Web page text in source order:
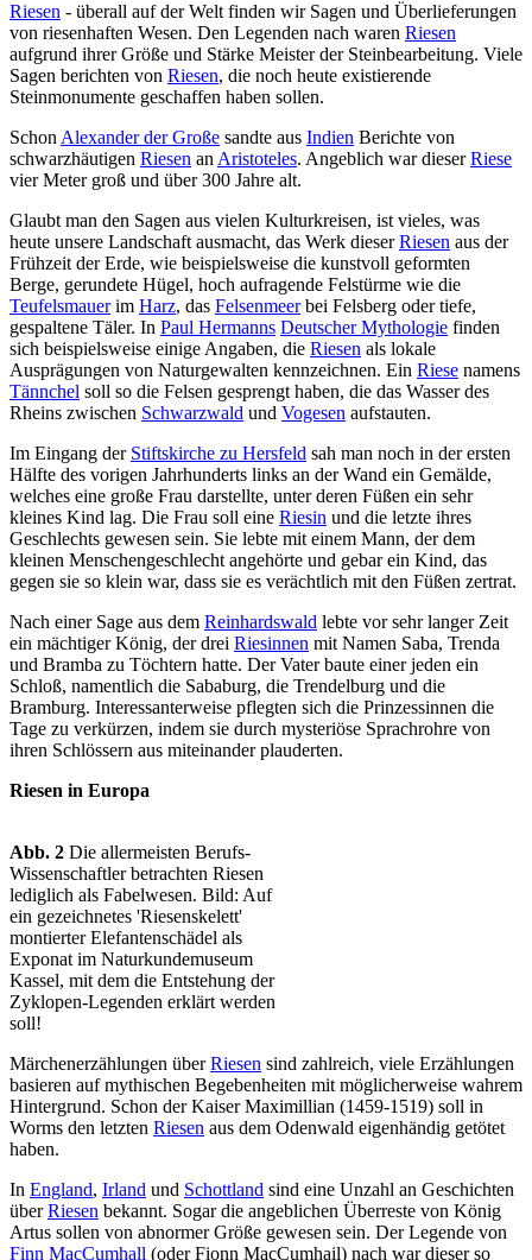
Riesen - überall auf der Welt finden wir Sagen und Überlieferungen
von riesenhaften Wesen. Den Legenden nach waren Riesen
aufgrund ihrer Größe und Stärke Meister der Steinbearbeitung. Viele
Sagen berichten von Riesen, die noch heute existierende
Steinmonumente geschaffen haben sollen.
Schon Alexander der Große sandte aus Indien Berichte von
schwarzhäutigen Riesen an Aristoteles. Angeblich war dieserRiese
vier Meter groß und über 300 Jahre alt.
Glaubt man den Sagen aus vielen Kulturkreisen, ist vieles, was
heute unsere Landschaft ausmacht, das Werk dieserRiesen aus der
Frühzeit der Erde, wie beispielsweise die kunstvoll geformten
Berge, gerundete Hügel, hoch aufragende Felstürme wie die
Teufelsmauerim Harz, das Felsenmeerbei Felsberg oder tiefe,
gespaltene Täler. In Paul Hermanns Deutscher Mythologie finden
sich beispielsweise einige Angaben, die Riesen als lokale
Ausprägungen von Naturgewalten kennzeichnen. Ein Riese namens
Tännchel soll so die Felsen gesprengt haben, die das Wasser des
Rheins zwischen Schwarzwald und Vogesen aufstauten.
Im Eingang der Stiftskirche zu Hersfeld sah man noch in der ersten
Hälfte des vorigen Jahrhunderts links an der Wand ein Gemälde,
welches eine große Frau darstellte, unter deren Füßen ein sehr
kleines Kind lag. Die Frau soll eine Riesin und die letzte ihres
Geschlechts gewesen sein. Sie lebte mit einem Mann, der dem
kleinen Menschengeschlecht angehörte und gebar ein Kind, das
gegen sie so klein war, dass sie es verächtlich mit den Füßen zertrat.
Nach einer Sage aus dem Reinhardswald lebte vor sehr langer Zeit
ein mächtiger König, der drei Riesinnen mit Namen Saba, Trenda
und Bramba zu Töchtern hatte. Der Vater baute einer jeden ein
Schloß, namentlich die Sababurg, die Trendelburg und die
Bramburg. Interessanterweise pflegten sich die Prinzessinnen die
Tage zu verkürzen, indem sie durch mysteriöse Sprachrohre von
ihren Schlössern aus miteinander plauderten.
Riesen in Europa
Abb. 2 Die allermeisten Berufs-
Wissenschaftler betrachten Riesen
lediglich als Fabelwesen. Bild: Auf
ein gezeichnetes 'Riesenskelett'
montierter Elefantenschädel als
Exponat im Naturkundemuseum
Kassel, mit dem die Entstehung der
Zyklopen-Legenden erklärt werden
soll!
Märchenerzählungen überRiesen sind zahlreich, viele Erzählungen
basieren auf mythischen Begebenheiten mit möglicherweise wahrem
Hintergrund. Schon der Kaiser Maximillian (1459-1519) soll in
Worms den letzten Riesen aus dem Odenwald eigenhändig getötet
haben.
In England, Irland und Schottland sind eine Unzahl an Geschichten
überRiesen bekannt. Sogar die angeblichen Überreste von König
Artus sollen von abnormer Größe gewesen sein. Der Legende von
Finn MacCumhall (oder Fionn MacCumhail) nach war dieser so